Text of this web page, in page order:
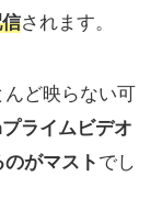
されます。
ど映らない可
ライムビデオ
がマスト でし